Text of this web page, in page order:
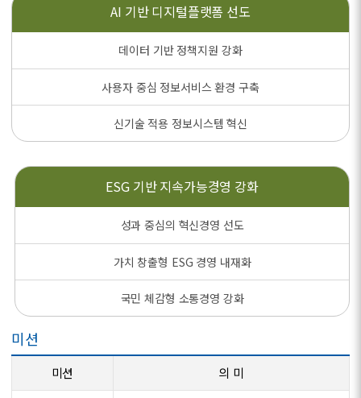
AI 기반디지털플랫폼 선도
데이터 기반 정책지원 강화
사용자 중심 정보서비스 환경 구축
신기술 적용 정보시스템 혁신
ESG 기반지속가능경영 강화
성과 중심의 혁신경영 선도
가치 창출형 ESG 경영 내재화
국민 체감형 소통경영 강화
미션
미션 의 미